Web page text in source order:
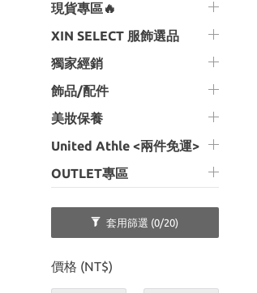
現貨專區🔥
XIN SELECT 服飾選品
獨家經銷
飾品/配件
美妝保養
United Athle <兩件免運>
OUTLET專區
套用篩選 (0/20)
價格 (NT$)